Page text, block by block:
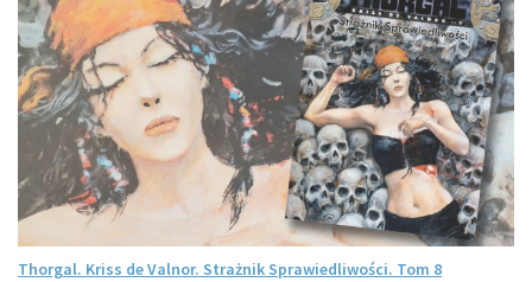
Thorgal. Kriss de Valnor. Strażnik Sprawiedliwości. Tom 8